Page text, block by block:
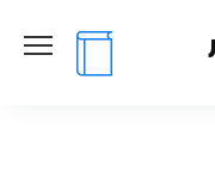
содержанию